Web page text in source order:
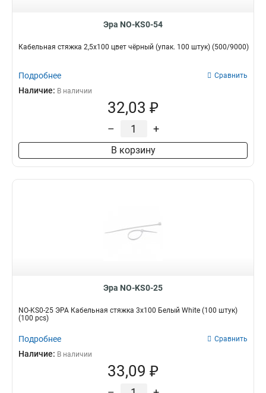
Эра NO-KS0-54
Кабельная стяжка 2,5х100 цвет чёрный (упак. 100 штук) (500/9000)
Подробнее Сравнить
Наличие: В наличии
32,03 ₽
– +
В корзину
Эра NO-KS0-25
NO-KS0-25 ЭРА Кабельная стяжка 3х100 Белый White (100 штук)
(100 pcs)
Подробнее Сравнить
Наличие: В наличии
33,09 ₽